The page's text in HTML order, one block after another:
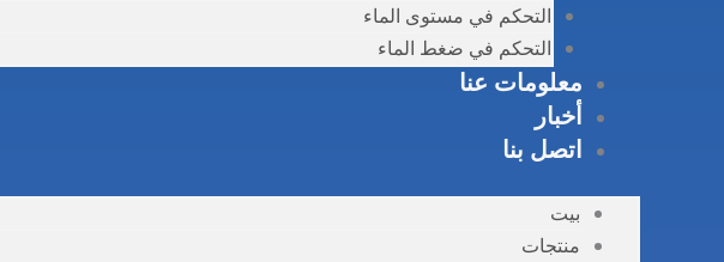
التحكم في مستوى الماء
التحكم في ضغط الماء
معلومات عنا
أخبار
اتصل بنا
بيت
منتجات